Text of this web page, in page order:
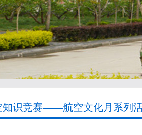
知识竞赛——航空文化月系列